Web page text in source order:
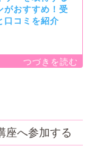
がおすすめ！受
口コミを紹介
座へ参加する